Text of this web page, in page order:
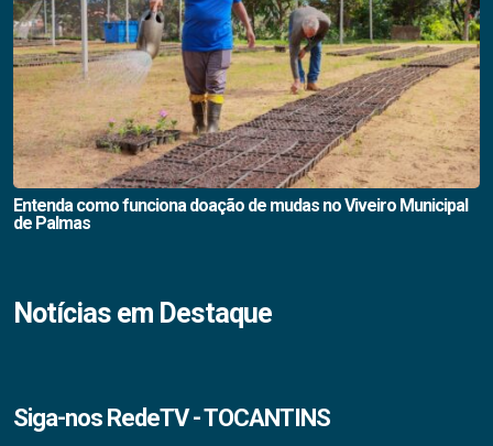
Entenda como funciona doação de mudas no Viveiro Municipal
de Palmas
Notícias em Destaque
Siga-nos RedeTV - TOCANTINS